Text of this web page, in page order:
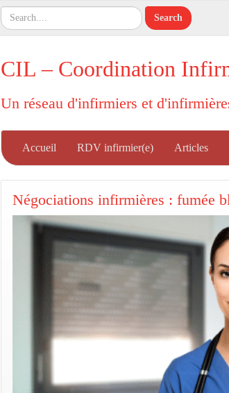
CIL – Coordination
Un réseau d'infirmiers et
Accueil RDV infirmier(e) Articles
Négociations infirmières : fumée